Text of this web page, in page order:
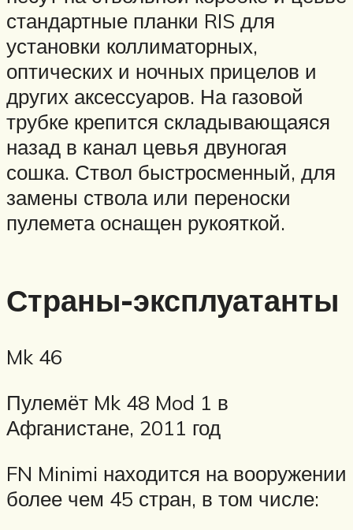
стандартные планки RIS для
установки коллиматорных,
оптических и ночных прицелов и
других аксессуаров. На газовой
трубке крепится складывающаяся
назад в канал цевья двуногая
сошка. Ствол быстросменный, для
замены ствола или переноски
пулемета оснащен рукояткой.
Страны-эксплуатанты
Mk 46
Пулемёт Mk 48 Mod 1 в
Афганистане, 2011 год
FN Minimi находится на вооружении
более чем 45 стран, в том числе: